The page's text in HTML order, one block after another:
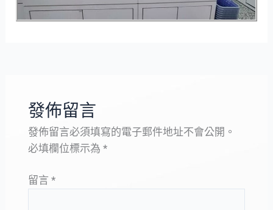
發佈留言
發佈留言必須填寫的電子郵件地址不會公開。
必填欄位標示為 *
留言 *